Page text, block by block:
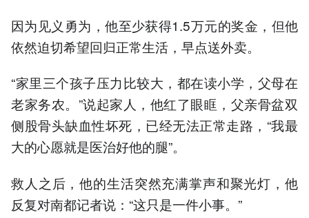
因为见义勇为，他至少获得1.5万元的奖金，但他
依然迫切希望回归正常生活，早点送外卖。
“家里三个孩子压力比较大，都在读小学，父母在
老家务农。”说起家人，他红了眼眶，父亲骨盆双
侧股骨头缺血性坏死，已经无法正常走路，“我最
大的心愿就是医治好他的腿”。
救人之后，他的生活突然充满掌声和聚光灯，他
反复对南都记者说：“这只是一件小事。”